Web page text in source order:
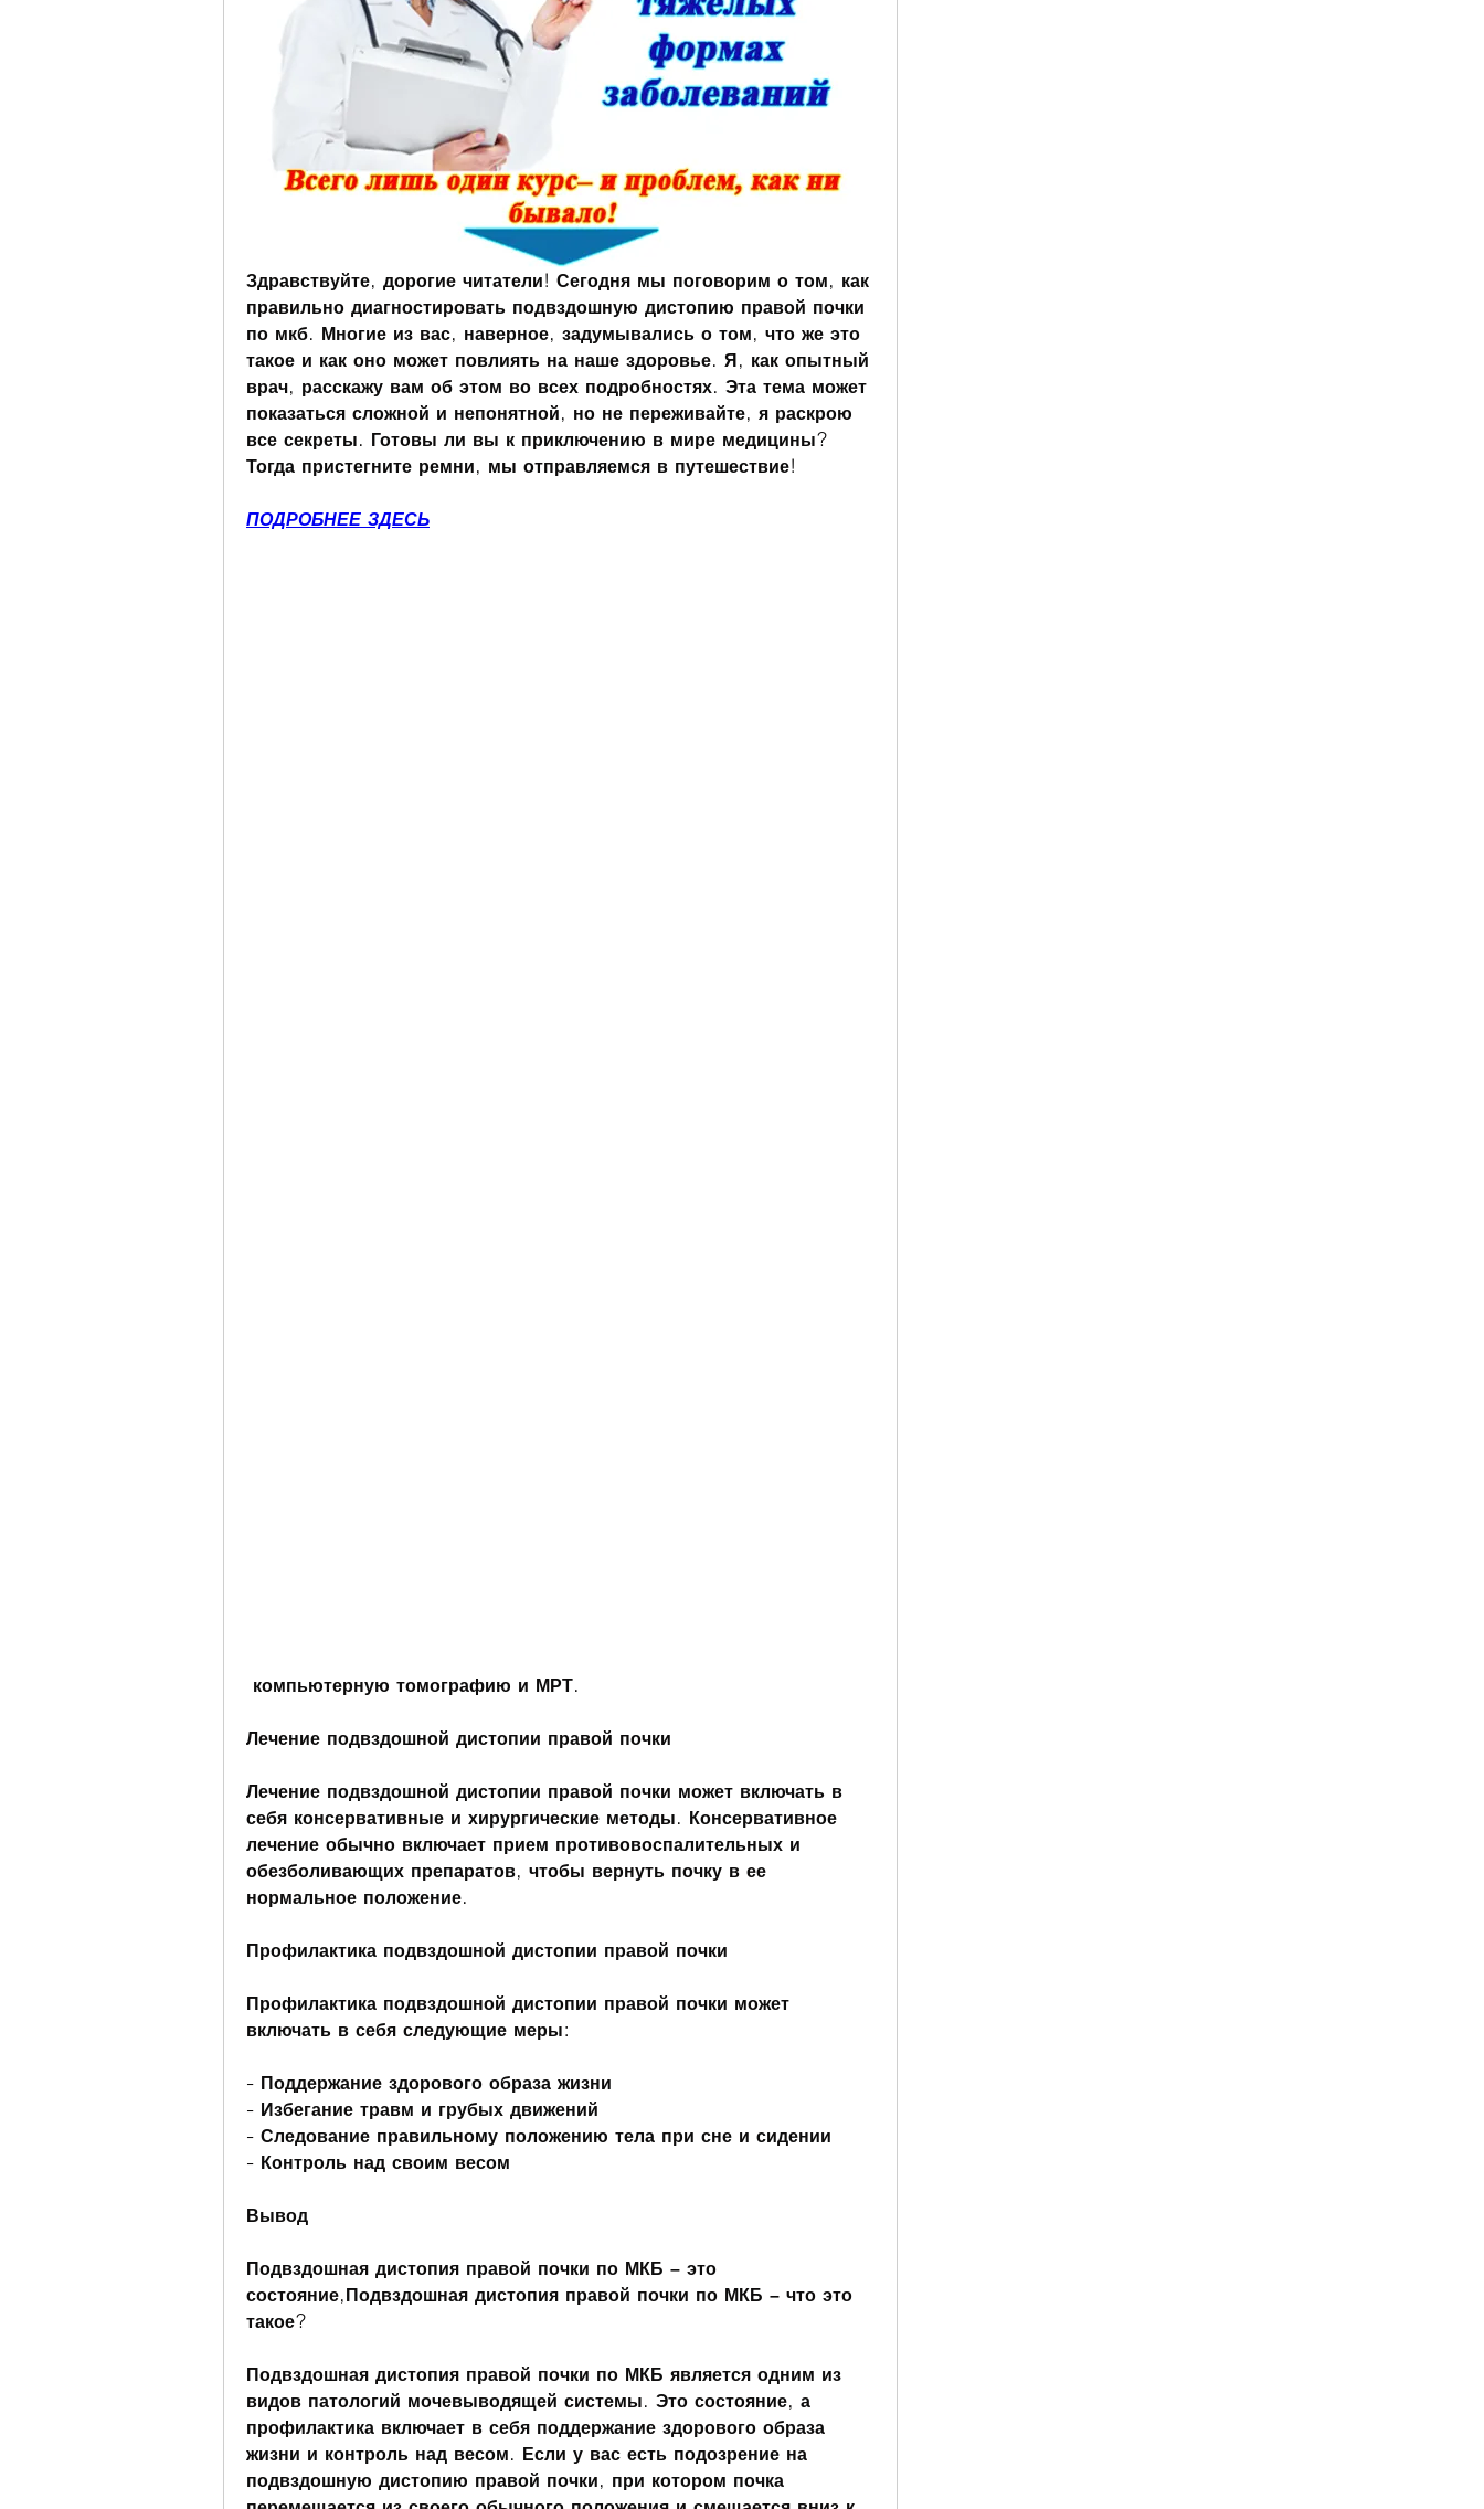
Здравствуйте, дорогие читатели! Сегодня мы поговорим о том, как
правильно диагностировать подвздошную дистопию правой почки
по мкб. Многие из вас, наверное, задумывались о том, что же это
такое и как оно может повлиять на наше здоровье. Я, как опытный
врач, расскажу вам об этом во всех подробностях. Эта тема может
показаться сложной и непонятной, но не переживайте, я раскрою
все секреты. Готовы ли вы к приключению в мире медицины?
Тогда пристегните ремни, мы отправляемся в путешествие!
ПОДРОБНЕЕ ЗДЕСЬ
компьютерную томографию и МРТ.
Лечение подвздошной дистопии правой почки
Лечение подвздошной дистопии правой почки может включать в
себя консервативные и хирургические методы. Консервативное
лечение обычно включает прием противовоспалительных и
обезболивающих препаратов, чтобы вернуть почку в ее
нормальное положение.
Профилактика подвздошной дистопии правой почки
Профилактика подвздошной дистопии правой почки может
включать в себя следующие меры:
- Поддержание здорового образа жизни
- Избегание травм и грубых движений
- Следование правильному положению тела при сне и сидении
- Контроль над своим весом
Вывод
Подвздошная дистопия правой почки по МКБ – это
состояние,Подвздошная дистопия правой почки по МКБ – что это
такое?
Подвздошная дистопия правой почки по МКБ является одним из
видов патологий мочевыводящей системы. Это состояние, а
профилактика включает в себя поддержание здорового образа
жизни и контроль над весом. Если у вас есть подозрение на
подвздошную дистопию правой почки, при котором почка